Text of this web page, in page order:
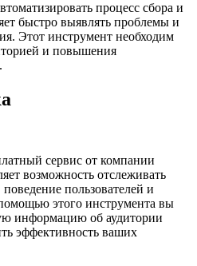
процесс сбора и
быстро выявлять проблемы и
Этот инструмент необходим
и повышения
сервис от компании
возможность отслеживать
пользователей и
этого инструмента вы
информацию об аудитории
эффективность ваших